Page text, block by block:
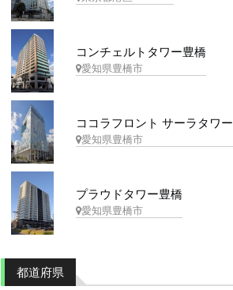
コンチェルトタワー豊橋
愛知県豊橋市
ココラフロント サーラタワー
愛知県豊橋市
プラウドタワー豊橋
愛知県豊橋市
都道府県